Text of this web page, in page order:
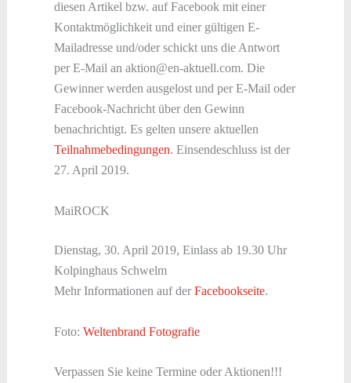
diesen Artikel bzw. auf Facebook mit einer
Kontaktmöglichkeit und einer gültigen E-
Mailadresse und/oder schickt uns die Antwort
per E-Mail an aktion@en-aktuell.com. Die
Gewinner werden ausgelost und per E-Mail oder
Facebook-Nachricht über den Gewinn
benachrichtigt. Es gelten unsere aktuellen
Teilnahmebedingungen. Einsendeschluss ist der
27. April 2019.
MaiROCK
Dienstag, 30. April 2019, Einlass ab 19.30 Uhr
Kolpinghaus Schwelm
Mehr Informationen auf der Facebookseite.
Foto: Weltenbrand Fotografie
Verpassen Sie keine Termine oder Aktionen!!!